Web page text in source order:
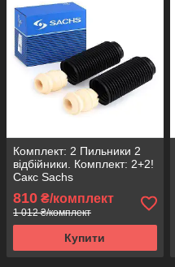
Комплект: 2 Пильники 2
відбійники. Комплект: 2+2!
Сакс Sachs
810 ₴/комплект
1 012 ₴/комплект
Купити